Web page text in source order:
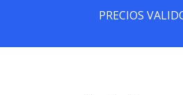
PRECIOS